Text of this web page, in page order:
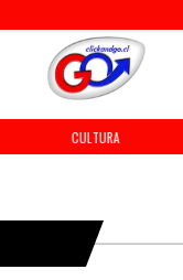
CULTURA